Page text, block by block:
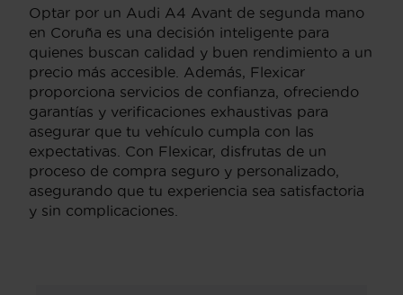
Optar por un Audi A4 Avant de segunda mano
en Coruña es una decisión inteligente para
quienes buscan calidad y buen rendimiento a un
precio más accesible. Además, Flexicar
proporciona servicios de confianza, ofreciendo
garantías y verificaciones exhaustivas para
asegurar que tu vehículo cumpla con las
expectativas. Con Flexicar, disfrutas de un
proceso de compra seguro y personalizado,
asegurando que tu experiencia sea satisfactoria
y sin complicaciones.